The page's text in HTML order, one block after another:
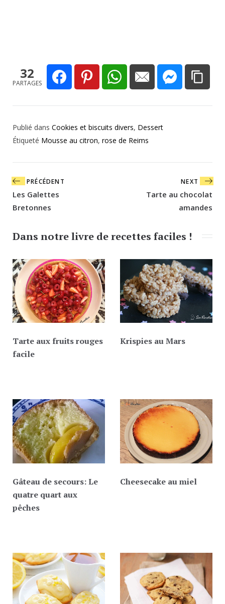
32
PARTAGES
Publié dans Cookies et biscuits divers, Dessert
Étiqueté Mousse au citron, rose de Reims
Navigation
de
l’article
PRÉCÉDENT
Les Galettes
Bretonnes
NEXT
Tarte au chocolat
amandes
Dans notre livre de recettes faciles !
Tarte aux fruits rouges
facile
Krispies au Mars
Gâteau de secours: Le
quatre quart aux
pêches
Cheesecake au miel